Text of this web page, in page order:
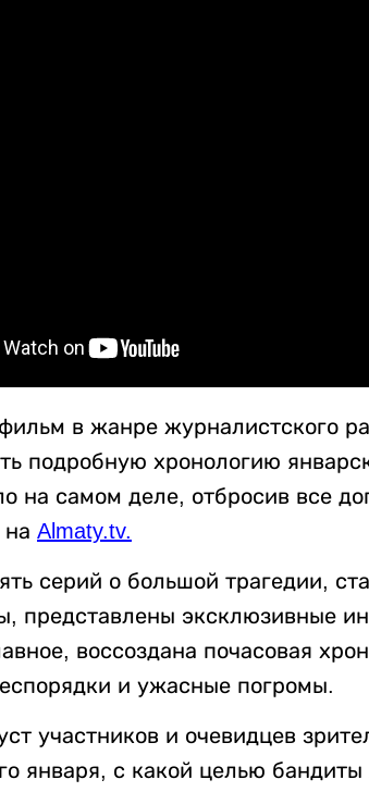
в жанре журналистского
подробную хронологию
на самом деле, отбросив все
на Almaty.tv.
серий о большой трагедии,
представлены эксклюзивные
воссоздана почасовая
и ужасные погромы.
участников и очевидцев
января, с какой целью